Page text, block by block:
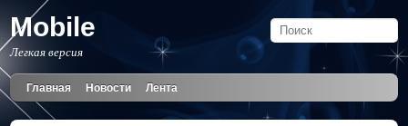
Mobile
Легкая версия
Главная Новости Лента